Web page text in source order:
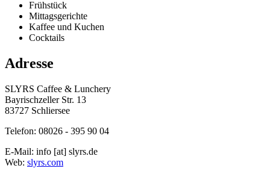
Frühstück
Mittagsgerichte
Kaffee und Kuchen
Cocktails
Adresse
SLYRS Caffee & Lunchery
Bayrischzeller Str. 13
83727 Schliersee
Telefon: 08026 - 395 90 04
E-Mail: info [at] slyrs.de
Web: slyrs.com